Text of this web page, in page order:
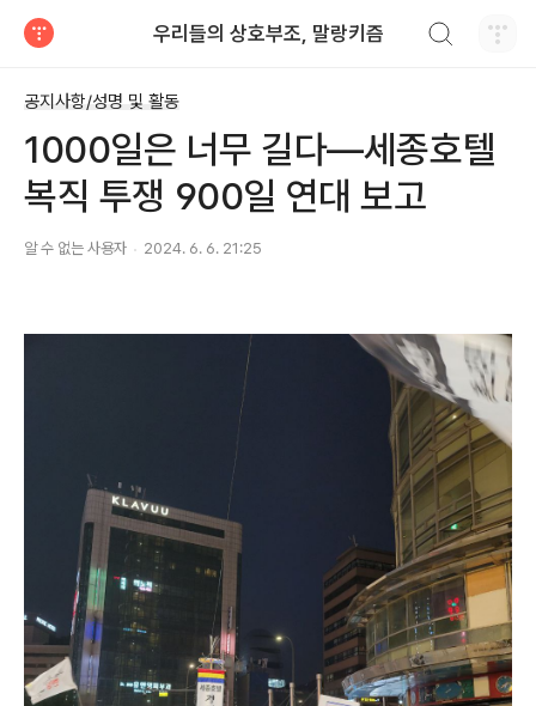
우리들의 상호부조, 말랑키즘
공지사항/성명 및 활동
1000일은 너무 길다―세종호텔
복직 투쟁 900일 연대 보고
알 수 없는 사용자 2024. 6. 6. 21:25